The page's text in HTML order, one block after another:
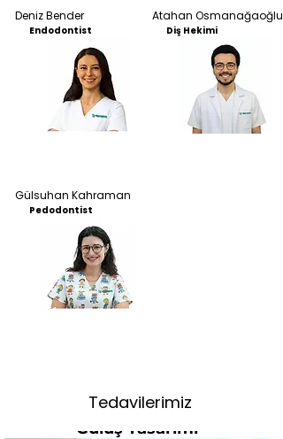
Deniz Bender
Endodontist
Gülsuhan Kahraman
Pedodontist
Atahan Osmanağaoğlu
Diş Hekimi
Tedavilerimiz
Gülüş Tasarımı